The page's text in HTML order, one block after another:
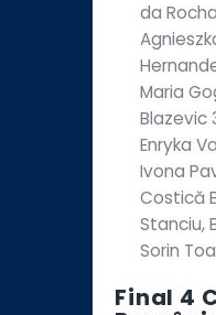
da
Maria
Blazevic
Enryka
Ivona
Costică
Stanciu,
Sorin
Final 4